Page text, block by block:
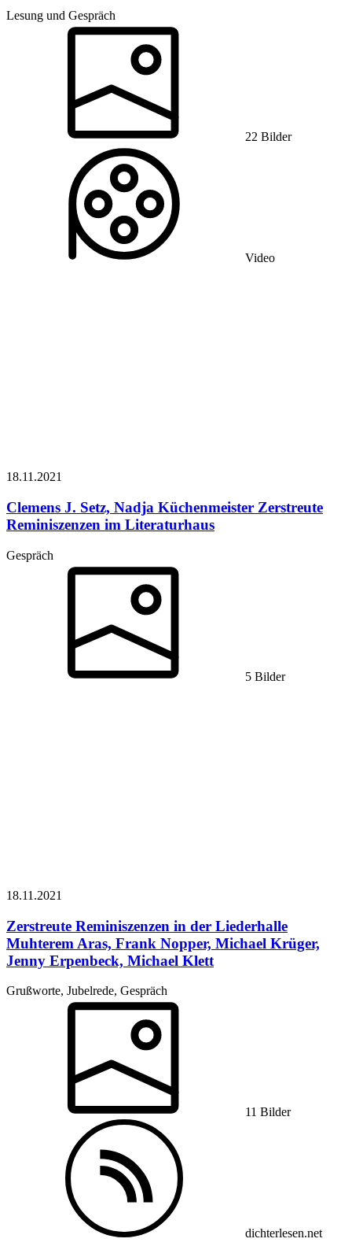
Lesung und Gespräch
22 Bilder
Video
18.11.2021
Clemens J. Setz, Nadja Küchenmeister Zerstreute
Reminiszenzen im Literaturhaus
Gespräch
5 Bilder
18.11.2021
Zerstreute Reminiszenzen in der Liederhalle
Muhterem Aras, Frank Nopper, Michael Krüger,
Jenny Erpenbeck, Michael Klett
Grußworte, Jubelrede, Gespräch
11 Bilder
dichterlesen.net